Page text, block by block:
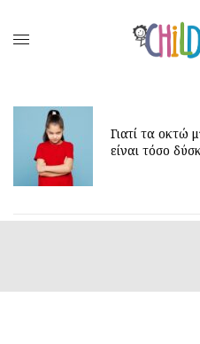
Γιατί τα οκτώ μπορεί να
είναι τόσο δύσκολη ηλικία;